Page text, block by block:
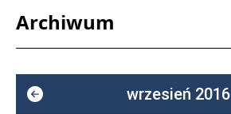
Archiwum
wrzesień 2016